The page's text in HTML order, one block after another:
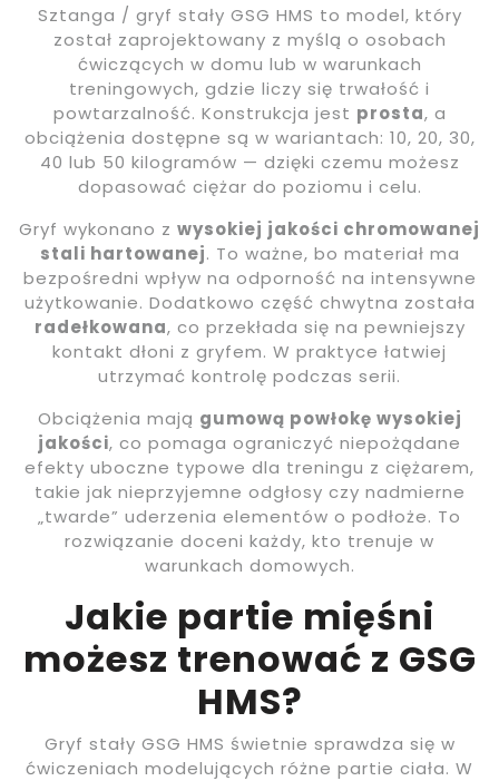
Sztanga / gryf stały GSG HMS to model, który
został zaprojektowany z myślą o osobach
ćwiczących w domu lub w warunkach
treningowych, gdzie liczy się trwałość i
powtarzalność. Konstrukcja jest prosta, a
obciążenia dostępne są w wariantach: 10, 20, 30,
40 lub 50 kilogramów — dzięki czemu możesz
dopasować ciężar do poziomu i celu.
Gryf wykonano z wysokiej jakości chromowanej
stali hartowanej. To ważne, bo materiał ma
bezpośredni wpływ na odporność na intensywne
użytkowanie. Dodatkowo część chwytna została
radełkowana, co przekłada się na pewniejszy
kontakt dłoni z gryfem. W praktyce łatwiej
utrzymać kontrolę podczas serii.
Obciążenia mają gumową powłokę wysokiej
jakości, co pomaga ograniczyć niepożądane
efekty uboczne typowe dla treningu z ciężarem,
takie jak nieprzyjemne odgłosy czy nadmierne
„twarde” uderzenia elementów o podłoże. To
rozwiązanie doceni każdy, kto trenuje w
warunkach domowych.
Jakie partie mięśni
możesz trenować z GSG
HMS?
Gryf stały GSG HMS świetnie sprawdza się w
ćwiczeniach modelujących różne partie ciała. W